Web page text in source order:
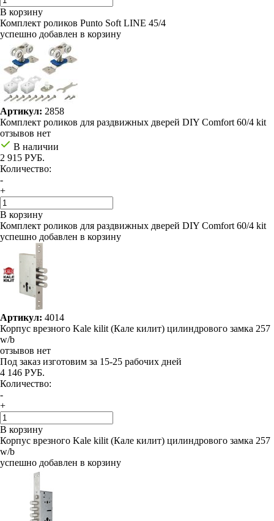
В корзину
Комплект роликов Punto Soft LINE 45/4
успешно добавлен в корзину
Артикул: 2858
Комплект роликов для раздвижных дверей DIY Comfort 60/4 kit
отзывов нет
В наличии
2 915 РУБ.
Количество:
-
+
В корзину
Комплект роликов для раздвижных дверей DIY Comfort 60/4 kit
успешно добавлен в корзину
Артикул: 4014
Корпус врезного Kale kilit (Кале килит) цилиндрового замка 257
w/b
отзывов нет
Под заказ изготовим за 15-25 рабочих дней
4 146 РУБ.
Количество:
-
+
В корзину
Корпус врезного Kale kilit (Кале килит) цилиндрового замка 257
w/b
успешно добавлен в корзину